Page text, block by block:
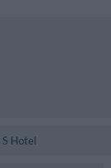
S Hotel